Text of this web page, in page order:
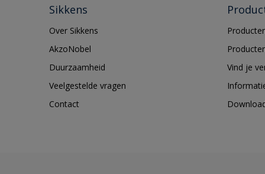
Sikkens
Over Sikkens
AkzoNobel
Duurzaamheid
Veelgestelde vragen
Contact
Vind je